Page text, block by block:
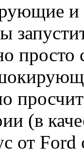
и
просто
(в
от